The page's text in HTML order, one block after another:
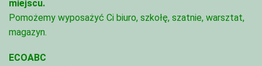
miejscu.
Pomożemy wyposażyć Ci biuro, szkołę, szatnie, warsztat,
magazyn.
ECOABC